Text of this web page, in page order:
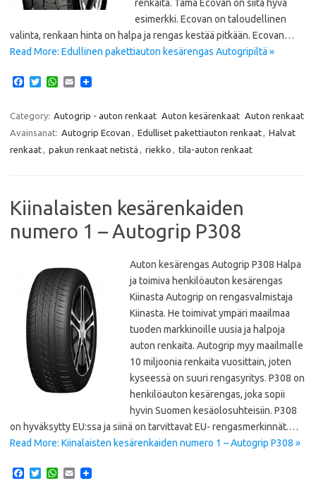
renkaita. Tämä Ecovan on siitä hyvä
esimerkki. Ecovan on taloudellinen
valinta, renkaan hinta on halpa ja rengas kestää pitkään. Ecovan…
Read More: Edullinen pakettiauton kesärengas Autogripiltä »
e
b
o
o
T
t
e
r
W
t
A
p
E
i
Category: Autogrip - auton renkaat Auton kesärenkaat Auton renkaat
Avainsanat: Autogrip Ecovan Edulliset pakettiauton renkaat
Halvat
renkaat
pakun renkaat netistä riekko tila-auton renkaat
Kiinalaisten kesärenkaiden
numero 1 – Autogrip P308
Auton kesärengas Autogrip P308 Halpa
ja toimiva henkilöauton kesärengas
Kiinasta Autogrip on rengasvalmistaja
Kiinasta. He toimivat ympäri maailmaa
tuoden markkinoille uusia ja halpoja
auton renkaita. Autogrip myy maailmalle
10 miljoonia renkaita vuosittain, joten
kyseessä on suuri rengasyritys. P308 on
henkilöauton kesärengas, joka sopii
hyvin Suomen kesäolosuhteisiin. P308
on hyväksytty EU:ssa ja siinä on tarvittavat EU- rengasmerkinnät.…
Read More: Kiinalaisten kesärenkaiden numero 1 – Autogrip P308 »
T
W
E